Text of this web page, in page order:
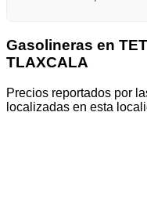
Gasolineras en
TLAXCALA
Precios reportados por
localizadas en esta